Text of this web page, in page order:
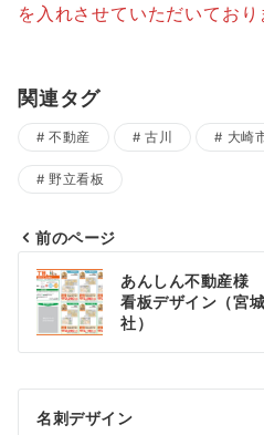
を入れさせていただいており
関連タグ
不動産 古川 大崎
野立看板
投
稿
ナ
ビ
ゲ
前のページ
あんしん不動産様
看板デザイン（宮
社）
名刺デザイン